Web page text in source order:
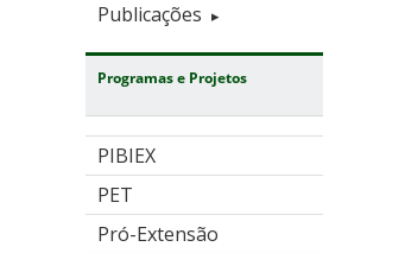
Publicações
Programas e Projetos
PIBIEX
PET
Pró-Extensão